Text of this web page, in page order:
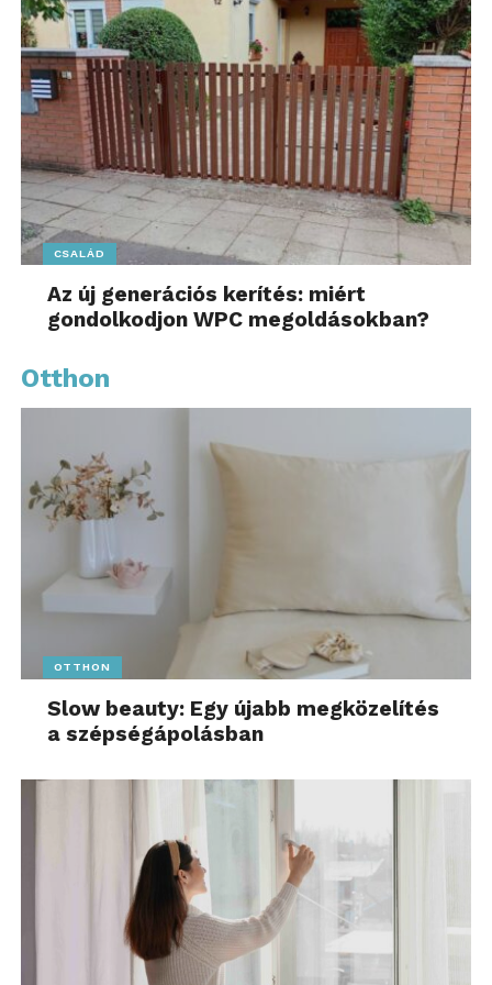
CSALÁD
Az új generációs kerítés: miért
gondolkodjon WPC megoldásokban?
Otthon
OTTHON
Slow beauty: Egy újabb megközelítés
a szépségápolásban